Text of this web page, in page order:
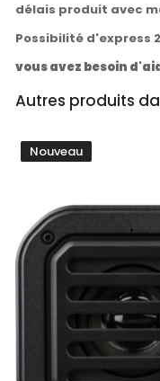
délais produit avec
Possibilité d'express
vous avez besoin
Autres produits
Nouveau